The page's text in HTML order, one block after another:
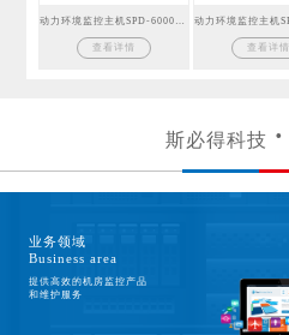
查看详情 查看详情
斯必得科技
业务领域
Business area
提供高效的机房监控产品
和维护服务